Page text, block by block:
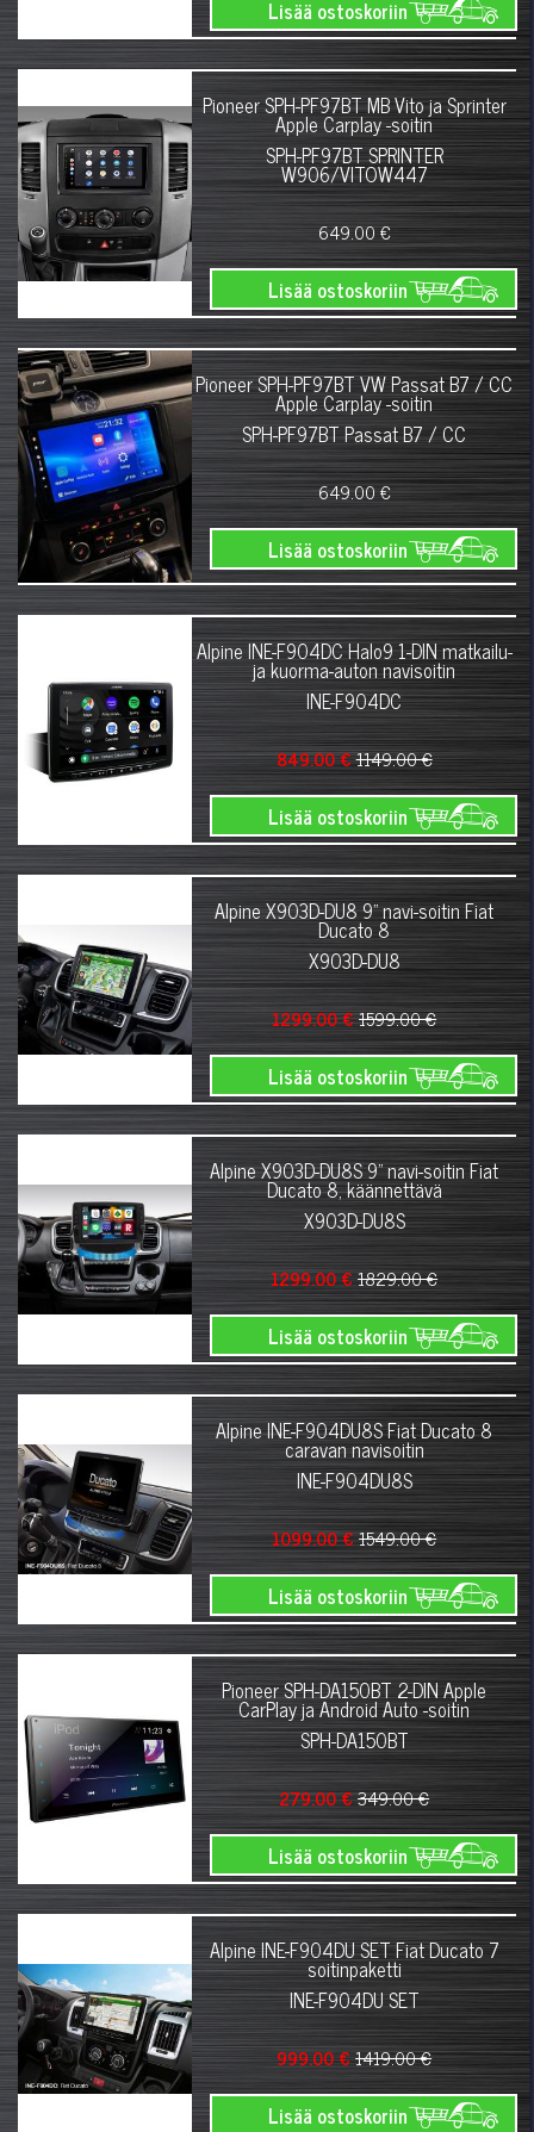
Lisää ostoskoriin
Pioneer SPH-PF97BT MB Vito ja Sprinter
Apple Carplay -soitin
SPH-PF97BT SPRINTER
W906/VITOW447
649.00 €
Lisää ostoskoriin
Pioneer SPH-PF97BT VW Passat B7 / CC
Apple Carplay -soitin
SPH-PF97BT Passat B7 / CC
649.00 €
Lisää ostoskoriin
Alpine INE-F904DC Halo9 1-DIN matkailu-
ja kuorma-auton navisoitin
INE-F904DC
849.00 €1149.00 €
Lisää ostoskoriin
Alpine X903D-DU8 9" navi-soitin Fiat
Ducato 8
X903D-DU8
1299.00 €1599.00 €
Lisää ostoskoriin
Alpine X903D-DU8S 9" navi-soitin Fiat
Ducato 8, käännettävä
X903D-DU8S
1299.00 €1829.00 €
Lisää ostoskoriin
Alpine INE-F904DU8S Fiat Ducato 8
caravan navisoitin
INE-F904DU8S
1099.00 €1549.00 €
Lisää ostoskoriin
Pioneer SPH-DA150BT 2-DIN Apple
CarPlay ja Android Auto -soitin
SPH-DA150BT
279.00 €349.00 €
Lisää ostoskoriin
Alpine INE-F904DU SET Fiat Ducato 7
soitinpaketti
INE-F904DU SET
999.00 €1419.00 €
Lisää ostoskoriin